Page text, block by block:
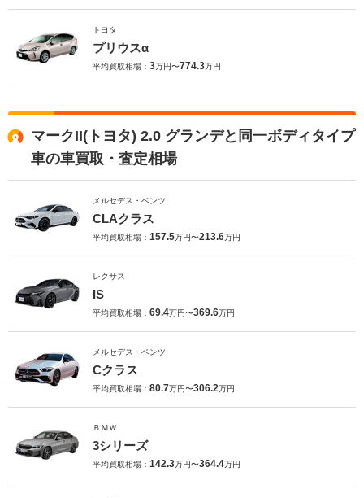
トヨタ
プリウスα
平均買取相場： 3万円〜774.3万円
マークII(トヨタ) 2.0 グランデと同一ボディタイプ
車の車買取・査定相場
メルセデス・ベンツ
CLAクラス
平均買取相場： 157.5万円〜213.6万円
レクサス
IS
平均買取相場： 69.4万円〜369.6万円
メルセデス・ベンツ
Cクラス
平均買取相場： 80.7万円〜306.2万円
ＢＭＷ
3シリーズ
平均買取相場： 142.3万円〜364.4万円